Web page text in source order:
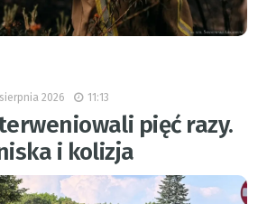
2026 11:13
pięć razy.
i kolizja